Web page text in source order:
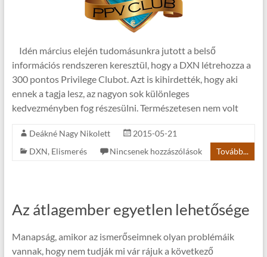
Idén március elején tudomásunkra jutott a belső
információs rendszeren keresztül, hogy a DXN létrehozza a
300 pontos Privilege Clubot. Azt is kihirdették, hogy aki
ennek a tagja lesz, az nagyon sok különleges
kedvezményben fog részesülni. Természetesen nem volt
Deákné Nagy Nikolett
2015-05-21
DXN, Elismerés Nincsenek hozzászólások Tovább...
Az átlagember egyetlen lehetősége
Manapság, amikor az ismerőseimnek olyan problémáik
vannak, hogy nem tudják mi vár rájuk a következő